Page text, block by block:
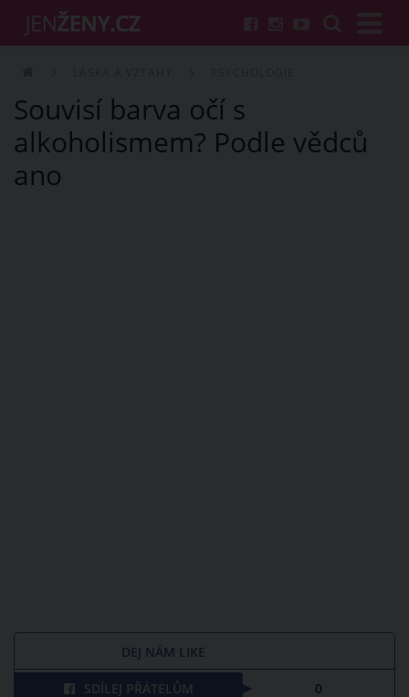
Souvisí barva očí s
alkoholismem? Podle vědců
ano
DEJ NÁM LIKE
SDÍLEJ PŘÁTELŮM 0